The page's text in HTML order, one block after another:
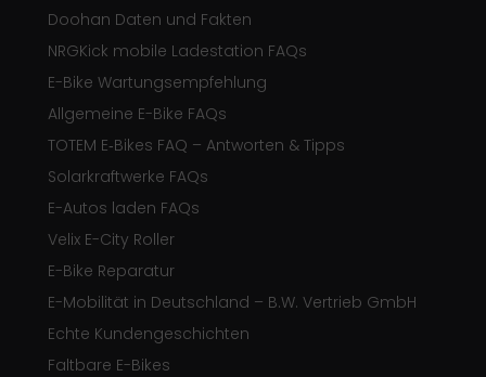
Doohan Daten und Fakten
NRGKick mobile Ladestation FAQs
E-Bike Wartungsempfehlung
Allgemeine E-Bike FAQs
TOTEM E‑Bikes FAQ – Antworten & Tipps
Solarkraftwerke FAQs
E-Autos laden FAQs
Velix E-City Roller
E-Bike Reparatur
E-Mobilität in Deutschland – B.W. Vertrieb GmbH
Echte Kundengeschichten
Faltbare E-Bikes